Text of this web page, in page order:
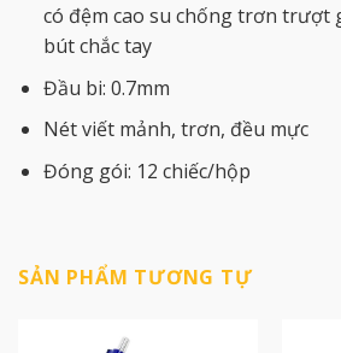
có đệm cao su chống trơn trượt
bút chắc tay
Đầu bi: 0.7mm
Nét viết mảnh, trơn, đều mực
Đóng gói: 12 chiếc/hộp
SẢN PHẨM TƯƠNG TỰ